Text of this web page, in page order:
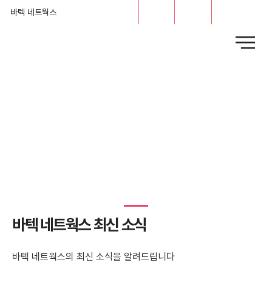
바텍 네트웍스
​바텍 네트웍스 최신 소식
바텍 네트웍스의 최신 소식을 알려드립니다